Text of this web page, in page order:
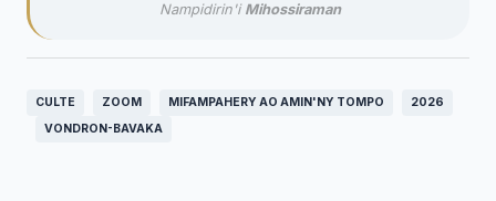
Nampidirin'i Mihossiraman
CULTE ZOOM MIFAMPAHERY AO AMIN'NY TOMPO
2026
VONDRON-BAVAKA